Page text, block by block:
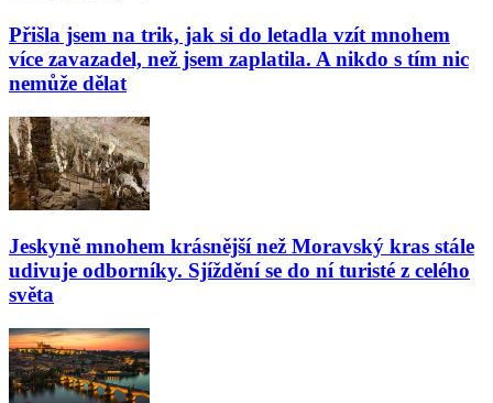
Přišla jsem na trik, jak si do letadla vzít mnohem
více zavazadel, než jsem zaplatila. A nikdo s tím nic
nemůže dělat
Jeskyně mnohem krásnější než Moravský kras stále
udivuje odborníky. Sjíždění se do ní turisté z celého
světa